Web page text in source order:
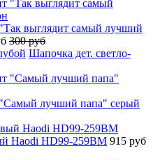
выглядит самый лучший
300 руб
Шапочка дет. светло-
лучший папа" серый
Haodi HD99-259BM 915 руб